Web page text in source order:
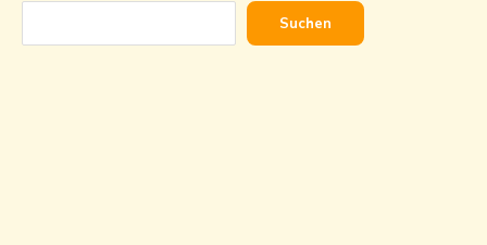
Suchen